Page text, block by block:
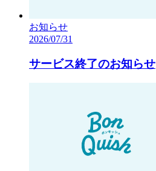
お知らせ
2026/07/31
サービス終了のお知らせ